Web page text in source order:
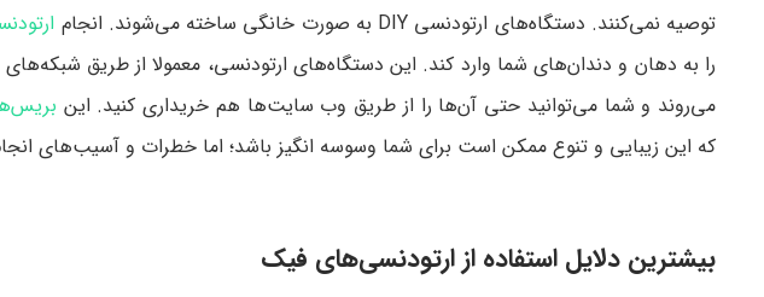
توصیه نمی‌کنند‌. دستگاه‌های ارتودنسی DIY به صورت خانگی ساخته می‌شوند. انجام
را به دهان و دندان‌های شما وارد کند. این دستگاه‌های ارتودنسی، معمولا از طریق
می‌روند و شما می‌توانید حتی آن‌ها را از طریق وب سایت‌ها هم خریداری کنید. این
که این زیبایی و تنوع ممکن است برای شما وسوسه انگیز باشد؛ اما خطرات و آسیب‌های
بیشترین دلایل استفاده از ارتودنسی‌های فیک